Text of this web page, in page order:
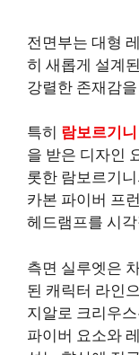
전면부는 대형
히 새롭게 설계
강렬한 존재감
특히 람보르기니
을 받은 디자인
롯한 람보르기
카본 파이버 프
헤드램프를 시
측면 실루엣은
된 캐릭터 라인
지알로 크리우
파이버 요소와